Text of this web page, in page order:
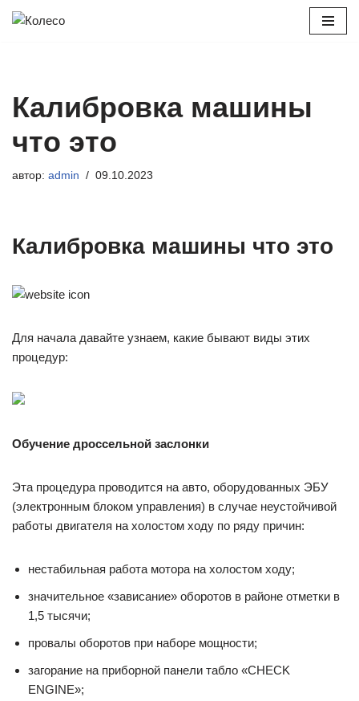
Калибровка машины
что это
автор: admin 09.10.2023
Калибровка машины что это
Для начала давайте узнаем, какие бывают виды этих
процедур:
Обучение дроссельной заслонки
Эта процедура проводится на авто, оборудованных ЭБУ
(электронным блоком управления) в случае неустойчивой
работы двигателя на холостом ходу по ряду причин:
нестабильная работа мотора на холостом ходу;
значительное «зависание» оборотов в районе отметки в
1,5 тысячи;
провалы оборотов при наборе мощности;
загорание на приборной панели табло «CHECK
ENGINE»;